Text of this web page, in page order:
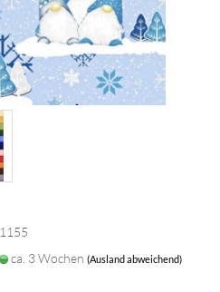
1155
ca. 3 Wochen(Ausland abweichend)